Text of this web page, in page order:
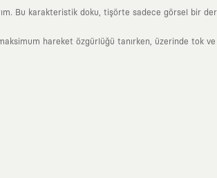
Bu karakteristik doku, tişörte sadece görsel bir
hareket özgürlüğü tanırken, üzerinde tok